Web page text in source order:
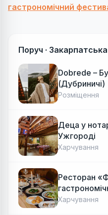
гастрономічний
Поруч ·
Dobrede –
(Дубриничі)
Розміщення
Деца у
Ужгороді
Харчування
Ресторан
Авторська
Харчування